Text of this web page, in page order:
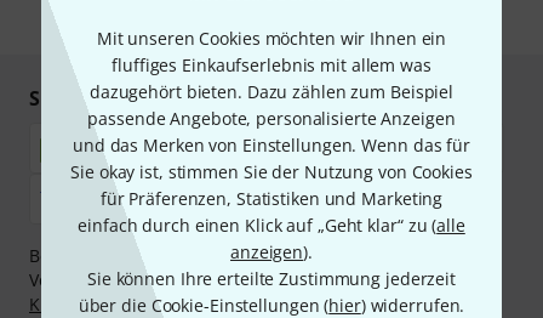
Mit unseren Cookies möchten wir Ihnen ein
fluffiges Einkaufserlebnis mit allem was
dazugehört bieten. Dazu zählen zum Beispiel
passende Angebote, personalisierte Anzeigen
und das Merken von Einstellungen. Wenn das für
Sie okay ist, stimmen Sie der Nutzung von Cookies
für Präferenzen, Statistiken und Marketing
einfach durch einen Klick auf „Geht klar“ zu (alle
anzeigen).
Sie können Ihre erteilte Zustimmung jederzeit
über die Cookie-Einstellungen (hier) widerrufen.
Sicher einkaufen & bezahlen
Bezahlen Sie vertraulich und sicher per Nachnahme,
Vorkasse, PayPal, Amazon Pay,Klarna Sofort bezahlen
Klarna Ratenzahlungoder Kreditkarte.